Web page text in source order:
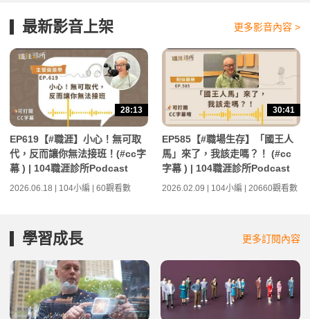
最新影音上架 更多影音內容 >
28:13
EP619【#職涯】小心！無可取
代，反而讓你無法接班！(#cc字
幕 ) | 104職涯診所Podcast
2026.06.18 | 104小編 | 60觀看數
30:41
EP585【#職場生存】「國王人
馬」來了，我該走嗎？！ (#cc
字幕 ) | 104職涯診所Podcast
2026.02.09 | 104小編 | 20660觀看數
學習成長 更多訂閱內容